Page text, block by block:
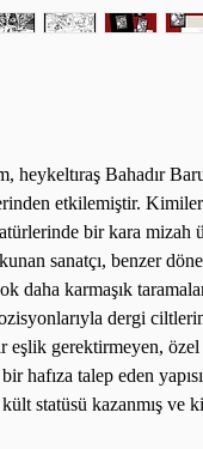
heykeltıraş Bahadır
etkilemiştir.
bir kara mizah
sanatçı, benzer
daha karmaşık
dergi
eşlik gerektirmeyen,
hafıza talep eden
statüsü kazanmış ve